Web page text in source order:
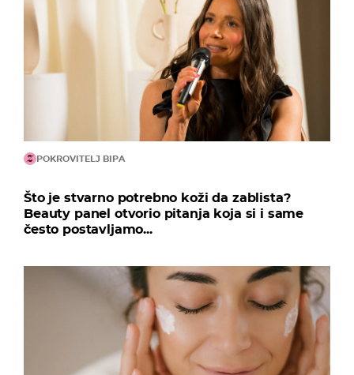
POKROVITELJ BIPA
Što je stvarno potrebno koži da zablista?
Beauty panel otvorio pitanja koja si i same
često postavljamo...